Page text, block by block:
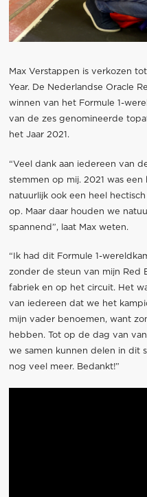
Max Verstappen is verkozen
Year. De Nederlandse Oracle
winnen van het Formule 1-
van de zes genomineerde
het Jaar 2021.
“Veel dank aan iedereen van
stemmen op mij. 2021 was
natuurlijk ook een heel
op. Maar daar houden we
spannend”, laat Max weten.
“Ik had dit Formule 1-
zonder de steun van mijn Red
fabriek en op het circuit. Het
van iedereen dat we het
mijn vader benoemen, want
hebben. Tot op de dag van
we samen kunnen delen in dit
nog veel meer. Bedankt!”